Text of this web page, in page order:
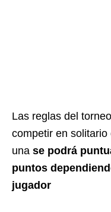
Las reglas del
competir en
una se podrá
puntos
jugador